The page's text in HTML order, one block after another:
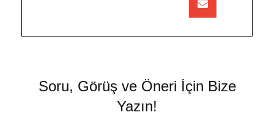
Soru, Görüş ve Öneri İçin Bize
Yazın!